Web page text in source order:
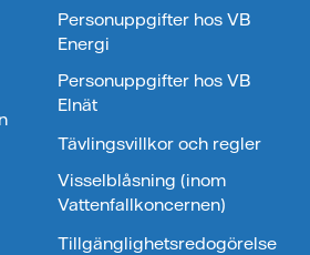
Personuppgifter hos VB
Energi
Personuppgifter hos VB
Elnät
Tävlingsvillkor och regler
Visselblåsning (inom
Vattenfallkoncernen)
Tillgänglighetsredogörelse